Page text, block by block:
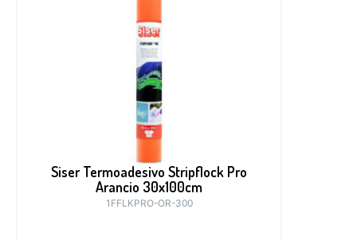
Siser Termoadesivo Stripflock Pro
Arancio 30x100cm
1FFLKPRO-OR-300